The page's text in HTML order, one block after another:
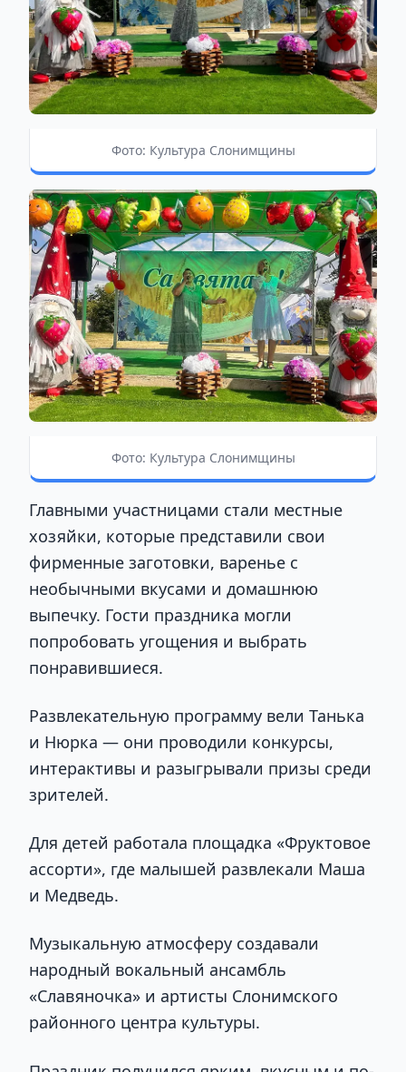
Фото: Культура Слонимщины
Фото: Культура Слонимщины
Главными участницами стали местные
хозяйки, которые представили свои
фирменные заготовки, варенье с
необычными вкусами и домашнюю
выпечку. Гости праздника могли
попробовать угощения и выбрать
понравившиеся.
Развлекательную программу вели Танька
и Нюрка — они проводили конкурсы,
интерактивы и разыгрывали призы среди
зрителей.
Для детей работала площадка «Фруктовое
ассорти», где малышей развлекали Маша
и Медведь.
Музыкальную атмосферу создавали
народный вокальный ансамбль
«Славяночка» и артисты Слонимского
районного центра культуры.